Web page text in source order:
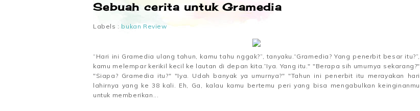
Sebuah cerita untuk Gramedia
Labels : bukan Review
“Hari ini Gramedia ulang tahun, kamu tahu nggak?”, tanyaku.“Gramedia? Yang penerbit besar itu?”,
kamu melempar kerikil kecil ke lautan di depan kita.“Iya. Yang itu." "Berapa sih umurnya sekarang?"
"Siapa? Gramedia itu?" "Iya. Udah banyak ya umurnya?" "Tahun ini penerbit itu merayakan hari
lahirnya yang ke 38 kali. Eh, Ga, kalau kamu bertemu peri yang bisa mengabulkan keinginanmu
untuk memberikan...